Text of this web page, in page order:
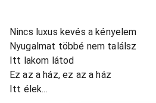
Nincs luxus kevés a kényelem
Nyugalmat többé nem találsz
Itt lakom látod
Ez az a ház, ez az a ház
Itt élek...